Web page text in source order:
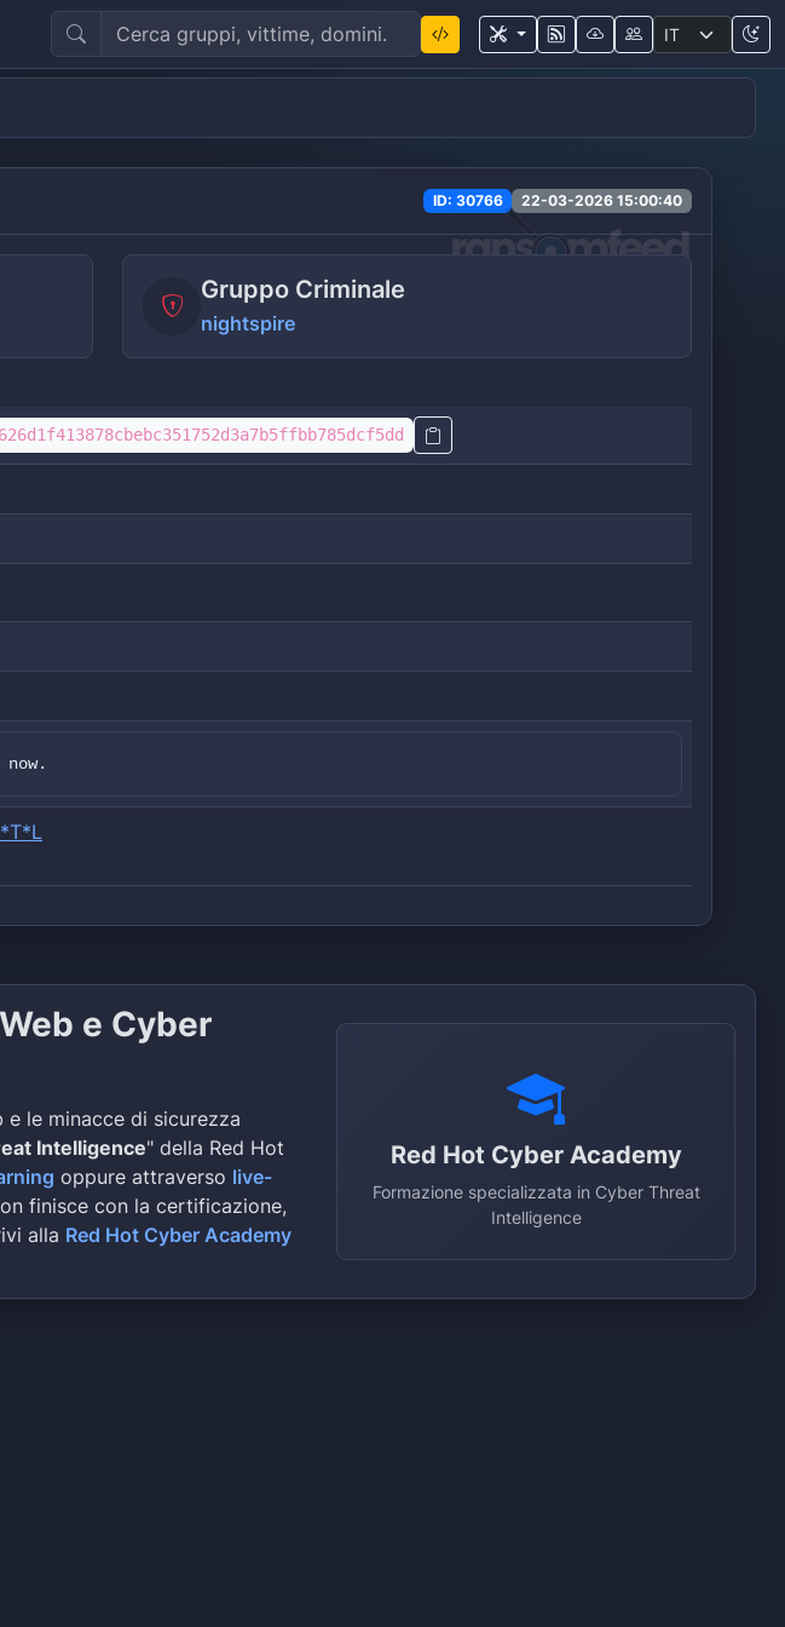
ID: 30766 22-03-2026 15:00:40
Gruppo Criminale
nightspire
e Cyber
le minacce di sicurezza
Intelligence" della Red Hot
oppure attraverso live-
finisce con la certificazione,
alla Red Hot Cyber Academy
Red Hot Cyber Academy
Formazione specializzata in Cyber Threat
Intelligence